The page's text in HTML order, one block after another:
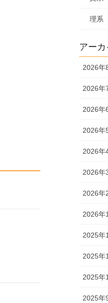
理系
アーカ
2026年
2026年
2026年
2026年
2026年
2026年
2026年
2026年
2025年
2025年
2025年
2025年